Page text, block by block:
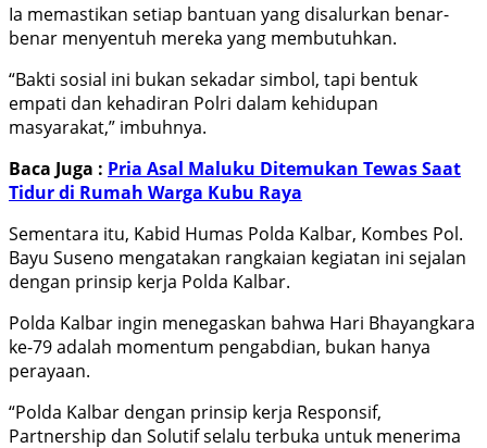
Ia memastikan setiap bantuan yang disalurkan benar-
benar menyentuh mereka yang membutuhkan.
“Bakti sosial ini bukan sekadar simbol, tapi bentuk
empati dan kehadiran Polri dalam kehidupan
masyarakat,” imbuhnya.
Baca Juga : Pria Asal Maluku Ditemukan Tewas Saat
Tidur di Rumah Warga Kubu Raya
Sementara itu, Kabid Humas Polda Kalbar, Kombes Pol.
Bayu Suseno mengatakan rangkaian kegiatan ini sejalan
dengan prinsip kerja Polda Kalbar.
Polda Kalbar ingin menegaskan bahwa Hari Bhayangkara
ke-79 adalah momentum pengabdian, bukan hanya
perayaan.
“Polda Kalbar dengan prinsip kerja Responsif,
Partnership dan Solutif selalu terbuka untuk menerima